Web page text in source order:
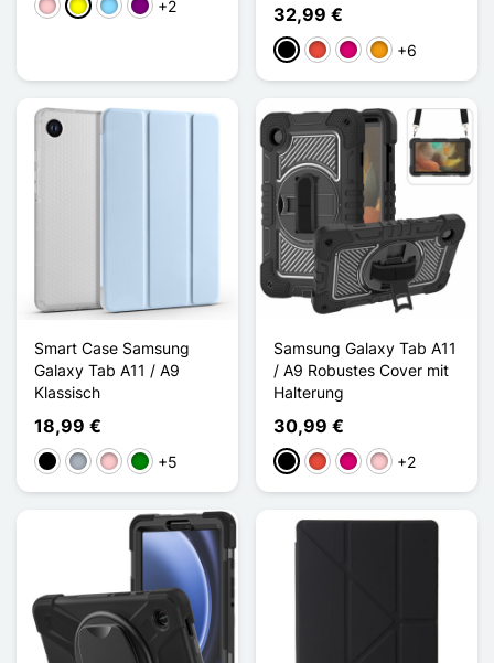
PinkGelbHellblauViolett
+2 32,99 €
Schwarz
Rot Magenta
Orange
+6
Smart Case Samsung
Galaxy Tab A11 / A9
Klassisch
18,99 €
Schwarz
GrauPinkGrün+5
Samsung Galaxy Tab A11
/ A9 Robustes Cover mit
Halterung
30,99 €
Schwarz
Rot Magenta
Pink+2